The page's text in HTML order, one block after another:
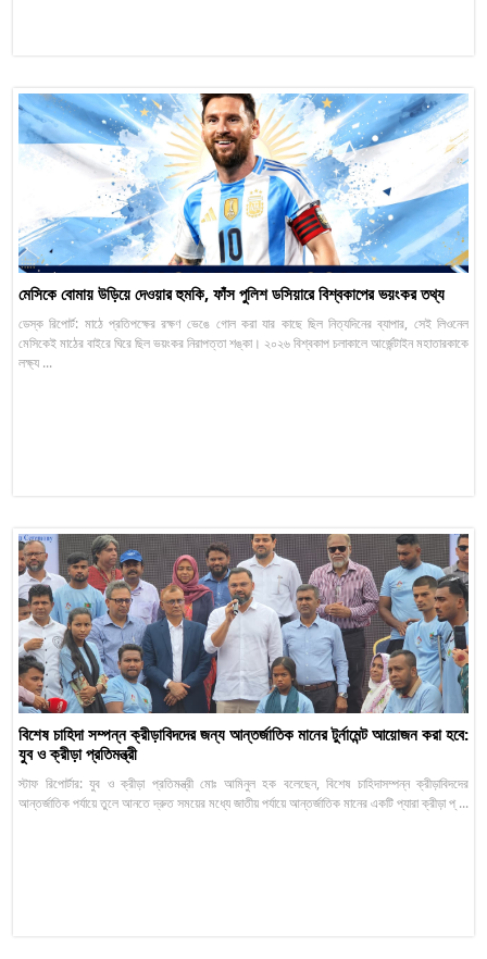
মেসিকে বোমায় উড়িয়ে দেওয়ার হুমকি, ফাঁস পুলিশ ডসিয়ারে বিশ্বকাপের ভয়ংকর তথ্য
ডেস্ক রিপোর্ট: মাঠে প্রতিপক্ষের রক্ষণ ভেঙে গোল করা যার কাছে ছিল নিত্যদিনের ব্যাপার, সেই লিওনেল
মেসিকেই মাঠের বাইরে ঘিরে ছিল ভয়ংকর নিরাপত্তা শঙ্কা। ২০২৬ বিশ্বকাপ চলাকালে আর্জেন্টাইন মহাতারকাকে
লক্ষ্য ...
বিশেষ চাহিদা সম্পন্ন ক্রীড়াবিদদের জন্য আন্তর্জাতিক মানের টুর্নামেন্ট আয়োজন করা হবে:
যুব ও ক্রীড়া প্রতিমন্ত্রী
স্টাফ রিপোর্টার: যুব ও ক্রীড়া প্রতিমন্ত্রী মোঃ আমিনুল হক বলেছেন, বিশেষ চাহিদাসম্পন্ন ক্রীড়াবিদদের
আন্তর্জাতিক পর্যায়ে তুলে আনতে দ্রুত সময়ের মধ্যে জাতীয় পর্যায়ে আন্তর্জাতিক মানের একটি প্যারা ক্রীড়া প্ ...